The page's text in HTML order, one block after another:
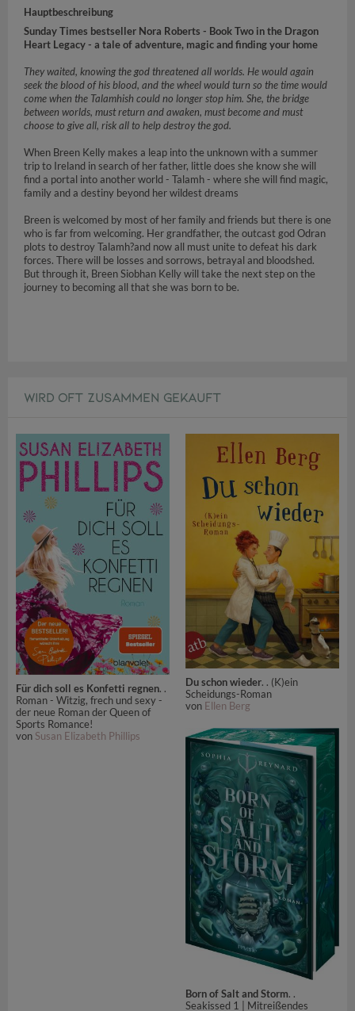
Hauptbeschreibung
Sunday Times bestseller Nora Roberts - Book Two in the Dragon
Heart Legacy - a tale of adventure, magic and finding your home
They waited, knowing the god threatened all worlds. He would again
seek the blood of his blood, and the wheel would turn so the time would
come when the Talamhish could no longer stop him. She, the bridge
between worlds, must return and awaken, must become and must
choose to give all, risk all to help destroy the god.
When Breen Kelly makes a leap into the unknown with a summer
trip to Ireland in search of her father, little does she know she will
find a portal into another world - Talamh - where she will find magic,
family and a destiny beyond her wildest dreams
Breen is welcomed by most of her family and friends but there is one
who is far from welcoming. Her grandfather, the outcast god Odran
plots to destroy Talamh?and now all must unite to defeat his dark
forces. There will be losses and sorrows, betrayal and bloodshed.
But through it, Breen Siobhan Kelly will take the next step on the
journey to becoming all that she was born to be.
WIRD OFT ZUSAMMEN GEKAUFT
Für dich soll es Konfetti regnen. .
Roman - Witzig, frech und sexy -
der neue Roman der Queen of
Sports Romance!
von Susan Elizabeth Phillips
Du schon wieder. . (K)ein
Scheidungs-Roman
von Ellen Berg
Born of Salt and Storm. .
Seakissed 1 | Mitreißendes